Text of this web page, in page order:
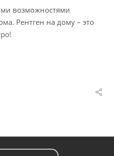
возможностями
Рентген на дому – это